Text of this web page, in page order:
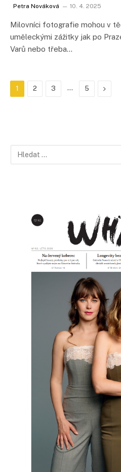
Petra Nováková 10. 4. 2025
Milovníci fotografie mohou v
uměleckými zážitky jak po
Varů nebo třeba…
1 2 3 … 5 Další